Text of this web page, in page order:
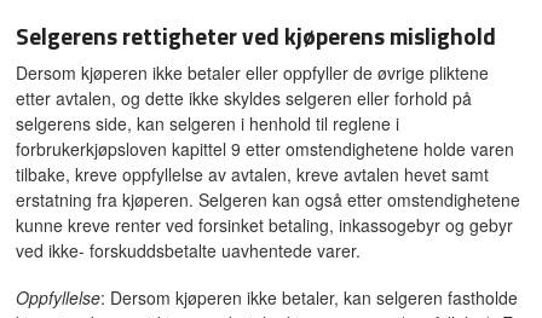
Selgerens rettigheter ved kjøperens mislighold
Dersom kjøperen ikke betaler eller oppfyller de øvrige pliktene
etter avtalen, og dette ikke skyldes selgeren eller forhold på
selgerens side, kan selgeren i henhold til reglene i
forbrukerkjøpsloven kapittel 9 etter omstendighetene holde varen
tilbake, kreve oppfyllelse av avtalen, kreve avtalen hevet samt
erstatning fra kjøperen. Selgeren kan også etter omstendighetene
kunne kreve renter ved forsinket betaling, inkassogebyr og gebyr
ved ikke- forskuddsbetalte uavhentede varer.
Oppfyllelse: Dersom kjøperen ikke betaler, kan selgeren fastholde